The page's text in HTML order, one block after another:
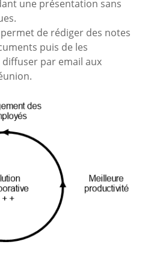
une présentation sans
de rédiger des notes
puis de les
par email aux